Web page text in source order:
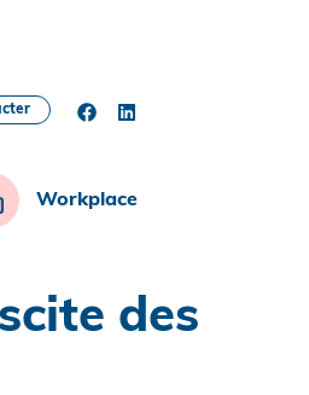
Workplace
des